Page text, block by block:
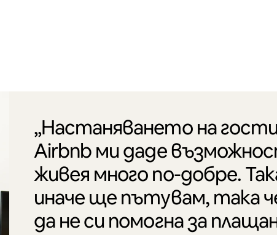
„Настаняването на
Airbnb ми даде
живея много по-добре.
иначе ще пътувам, така
да не си помогна за